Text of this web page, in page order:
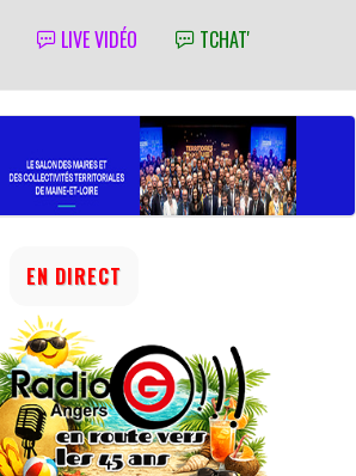
LIVE VIDÉO TCHAT'
EN DIRECT